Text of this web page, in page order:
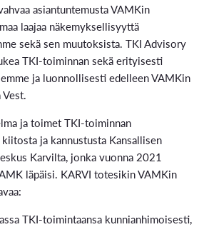
asiantuntemusta VAMKin
laajaa näkemyksellisyyttä
sekä sen muutoksista. TKI Advisory
TKI-toiminnan sekä erityisesti
ja luonnollisesti edelleen VAMKin
ja toimet TKI-toiminnan
ja kannustusta Kansallisen
Karvilta, jonka vuonna 2021
läpäisi. KARVI totesikin VAMKin
TKI-toimintaansa kunnianhimoisesti,